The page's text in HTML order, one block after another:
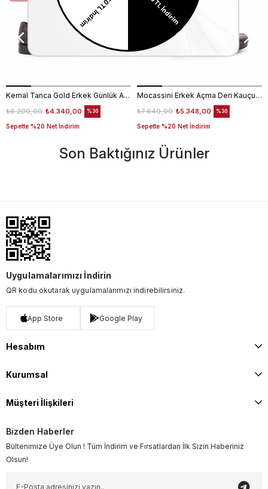
Kemal Tanca Gold Erkek Günlük Ayakkabı 6612-152
₺4.340,00
₺6.200,00
Sepette %20 Net İndirim
%30
Mocassini Erkek Açma Deri Kauçuk Taban Bordo Günlük Ayakkabı
₺5.348,00
₺7.640,00
Sepette %20 Net İndirim
%30
Son Baktığınız Ürünler
Uygulamalarımızı İndirin
QR kodu okutarak uygulamalarımızı indirebilirsiniz.
App Store Google Play
Hesabım
Kurumsal
Müşteri İlişkileri
Bizden Haberler
Bültenimize Üye Olun ! Tüm İndirim ve Fırsatlardan İlk Sizin Haberiniz
Olsun!